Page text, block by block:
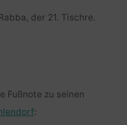
der 21. Tischre.
Fußnote zu seinen
: